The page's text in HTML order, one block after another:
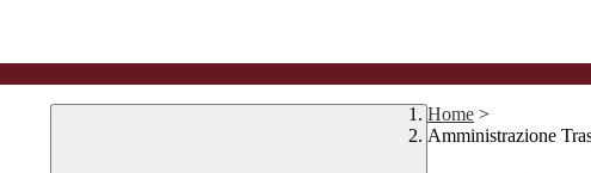
Home >
Amministrazione